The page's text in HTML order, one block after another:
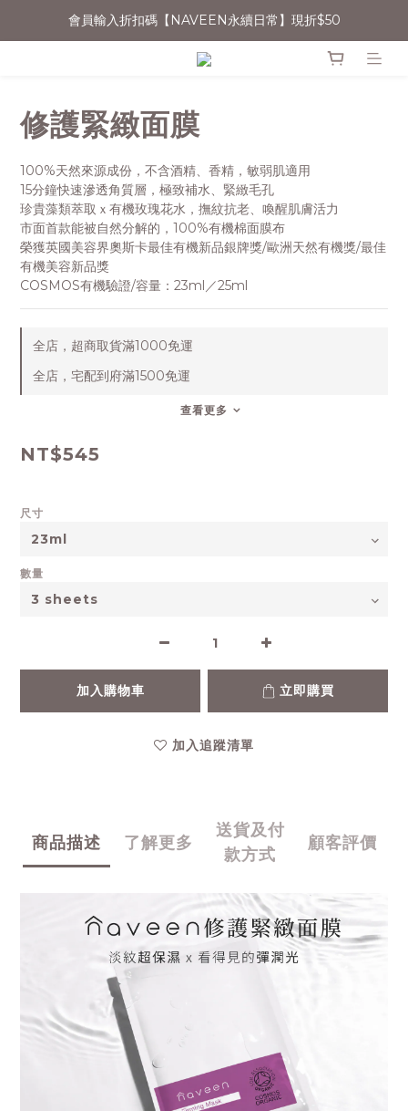
消費滿$1500宅配免運
會員輸入折扣碼【NAVEEN永續日常】現折$50
無法登入會員者，可嘗試清除Cookie或用無痕網頁開啟操作
修護緊緻面膜
100%天然來源成份，不含酒精、香精，敏弱肌適用
15分鐘快速滲透角質層，極致補水、緊緻毛孔
珍貴藻類萃取ｘ有機玫瑰花水，撫紋抗老、喚醒肌膚活力
市面首款能被自然分解的，100%有機棉面膜布
榮獲英國美容界奧斯卡最佳有機新品銀牌獎/歐洲天然有機獎/最佳
有機美容新品獎
COSMOS有機驗證/容量：23ml／25ml
全店，超商取貨滿1000免運
全店，宅配到府滿1500免運
查看更多
NT$545
尺寸
數量
加入購物車 立即購買
加入追蹤清單
商品描述 了解更多
送貨及付
款方式
顧客評價